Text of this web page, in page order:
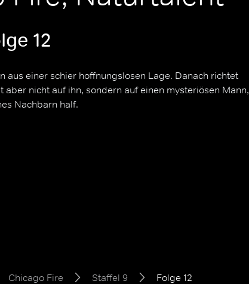
12
aus einer schier hoffnungslosen Lage. Danach richtet
aber nicht auf ihn, sondern auf einen mysteriösen Mann,
Nachbarn half.
Chicago Fire Staffel 9 Folge 12